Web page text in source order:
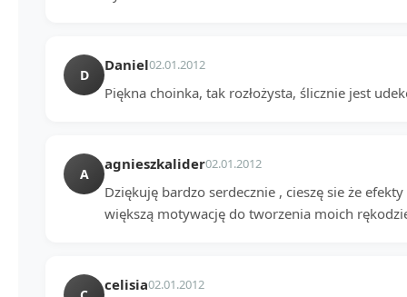
D
Daniel02.01.2012
Piękna choinka, tak rozłożysta, ślicznie jest
A
agnieszkalider02.01.2012
Dziękuję bardzo serdecznie , cieszę sie że
większą motywację do tworzenia moich
celisia02.01.2012